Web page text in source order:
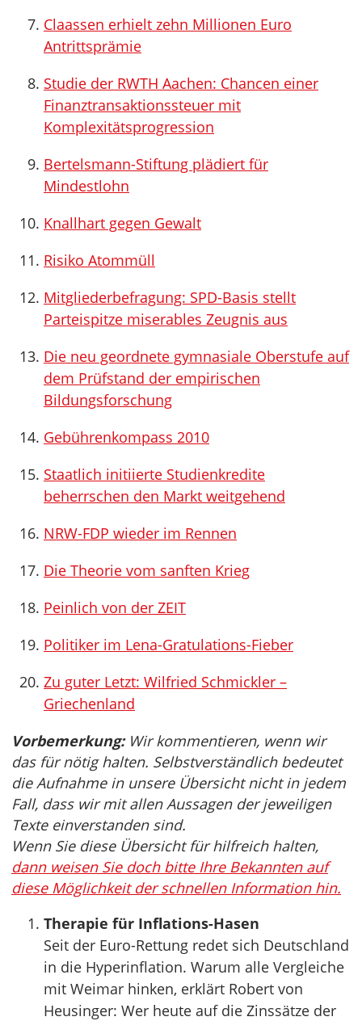
Claassen erhielt zehn Millionen Euro
Antrittsprämie
Studie der RWTH Aachen: Chancen einer
Finanztransaktionssteuer mit
Komplexitätsprogression
Bertelsmann-Stiftung plädiert für
Mindestlohn
Knallhart gegen Gewalt
Risiko Atommüll
Mitgliederbefragung: SPD-Basis stellt
Parteispitze miserables Zeugnis aus
Die neu geordnete gymnasiale Oberstufe auf
dem Prüfstand der empirischen
Bildungsforschung
Gebührenkompass 2010
Staatlich initiierte Studienkredite
beherrschen den Markt weitgehend
NRW-FDP wieder im Rennen
Die Theorie vom sanften Krieg
Peinlich von der ZEIT
Politiker im Lena-Gratulations-Fieber
Zu guter Letzt: Wilfried Schmickler –
Griechenland
Vorbemerkung:Wir kommentieren, wenn wir
das für nötig halten. Selbstverständlich bedeutet
die Aufnahme in unsere Übersicht nicht in jedem
Fall, dass wir mit allen Aussagen der jeweiligen
Texte einverstanden sind.
Wenn Sie diese Übersicht für hilfreich halten,
dann weisen Sie doch bitte Ihre Bekannten auf
diese Möglichkeit der schnellen Information hin.
Therapie für Inflations-Hasen
Seit der Euro-Rettung redet sich Deutschland
in die Hyperinflation. Warum alle Vergleiche
mit Weimar hinken, erklärt Robert von
Heusinger: Wer heute auf die Zinssätze der